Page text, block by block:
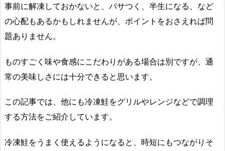
事前に解凍しておかないと、パサつく、半生になる、など
の心配もあるかもしれませんが、ポイントをおさえれば問
題ありません。
ものすごく味や食感にこだわりがある場合は別ですが、通
常の美味しさには十分できると思います。
この記事では、他にも冷凍鮭をグリルやレンジなどで調理
する方法をご紹介しています。
冷凍鮭をうまく使えるようになると、時短にもつながりそ